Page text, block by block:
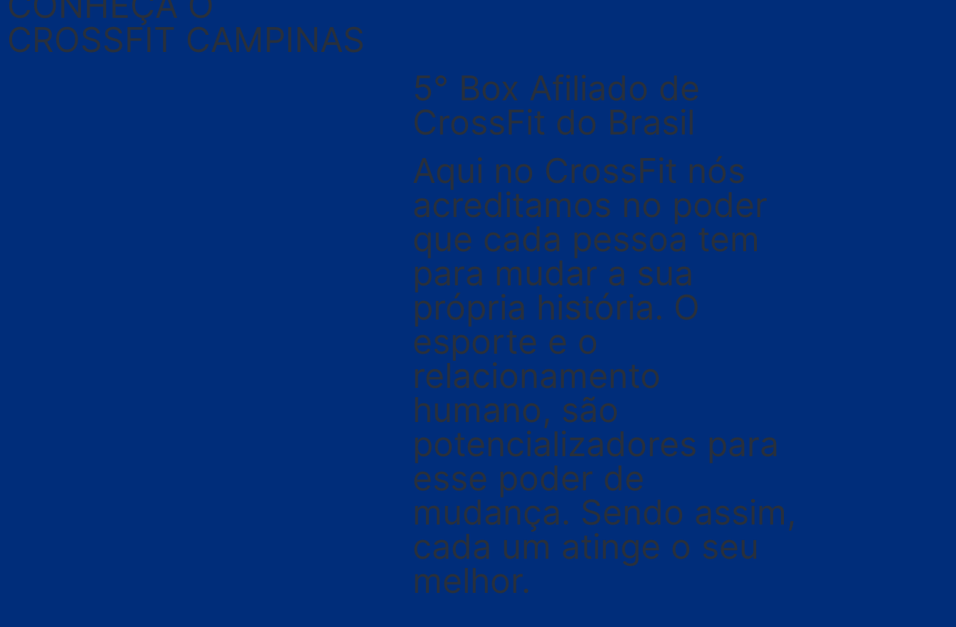
CROSSFIT CAMPINAS
5° Box Afiliado de
CrossFit do Brasil
Aqui no CrossFit nós
acreditamos no poder
que cada pessoa tem
para mudar a sua
própria história. O
esporte e o
relacionamento
humano, são
potencializadores para
esse poder de
mudança. Sendo assim,
cada um atinge o seu
melhor.